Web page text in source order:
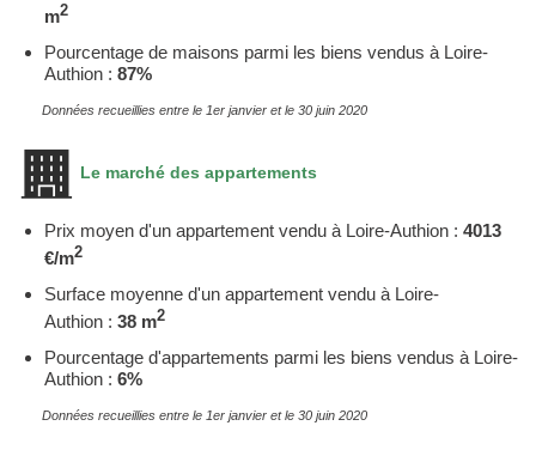
m2
Pourcentage de maisons parmi les biens vendus à Loire-
Authion : 87%
Données recueillies entre le 1er janvier et le 30 juin 2020
Le marché des appartements
Prix moyen d'un appartement vendu à Loire-Authion : 4013
€/m2
Surface moyenne d'un appartement vendu à Loire-
Authion : 38 m2
Pourcentage d'appartements parmi les biens vendus à Loire-
Authion : 6%
Données recueillies entre le 1er janvier et le 30 juin 2020